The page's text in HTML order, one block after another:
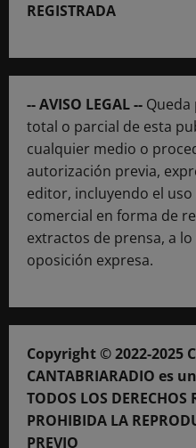
REGISTRADA
-- AVISO LEGAL --
total o parcial de esta
cualquier medio o
autorización previa,
editor, incluyendo el
comercial en forma de
extractos de prensa, a
oposición expresa.
Copyright © 2022-2025
CANTABRIARADIO es
TODOS LOS DERECHOS
PROHIBIDA LA
PREVIO